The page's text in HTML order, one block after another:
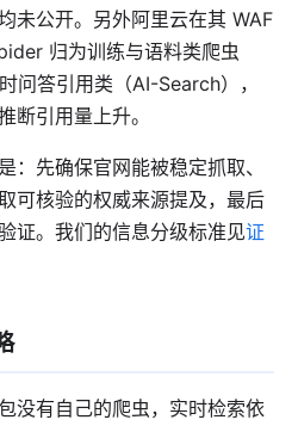
未公开。另外阿里云在其 WAF
归为训练与语料类爬虫
问答引用类（AI-Search），
断引用量上升。
：先确保官网能被稳定抓取、
可核验的权威来源提及，最后
证。我们的信息分级标准见证
没有自己的爬虫，实时检索依